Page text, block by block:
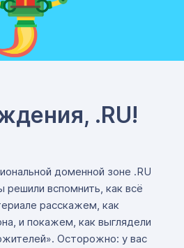
.RU!
доменной зоне .RU
решили вспомнить, как всё
расскажем, как
и покажем, как выглядели
Осторожно: у вас